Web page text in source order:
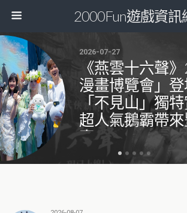
2000Fun遊戲資訊
2026-07-27
《燕雲十六聲
漫畫博覽會」登
「不見山」獨
超人氣鵝霸帶
喜！